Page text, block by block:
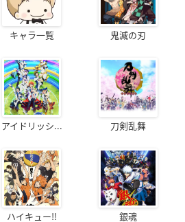
キャラ一覧 鬼滅の刃
アイドリッシ... 刀剣乱舞
ハイキュー!! 銀魂